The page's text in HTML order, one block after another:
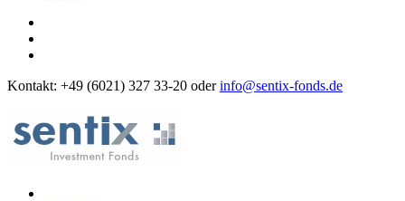
Kontakt: +49 (6021) 327 33-20 oderinfo@sentix-fonds.de